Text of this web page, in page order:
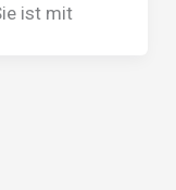
ist mit